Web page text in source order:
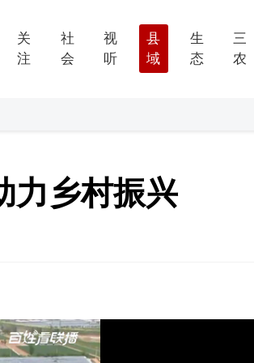
关
注
社
会
视
听
县
域
生
态
三
农
力乡村振兴